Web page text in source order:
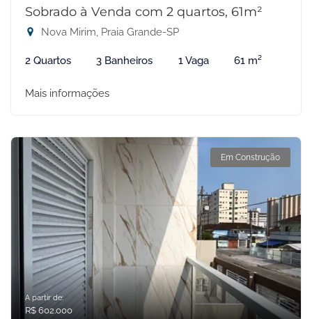
Sobrado à Venda com 2 quartos, 61m²
Nova Mirim, Praia Grande-SP
2 Quartos 3 Banheiros 1 Vaga 61 m²
Mais informações
Em Construção
A partir de:
R$ 602.000